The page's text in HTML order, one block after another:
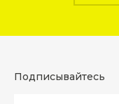
Подписывайтесь